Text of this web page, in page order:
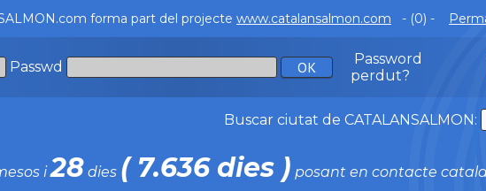
forma part del projecte www.catalansalmon.com - (0) -
Passwd
Password
perdut?
Buscar ciutat de CATALANSALMON:
i28 dies ( 7.636 dies ) posant en contacte